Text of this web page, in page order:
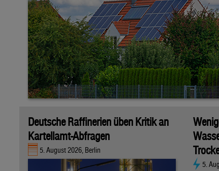
Deutsche Raffinerien üben Kritik an
Kartellamt-Abfragen
5. August 2026, Berlin
5.